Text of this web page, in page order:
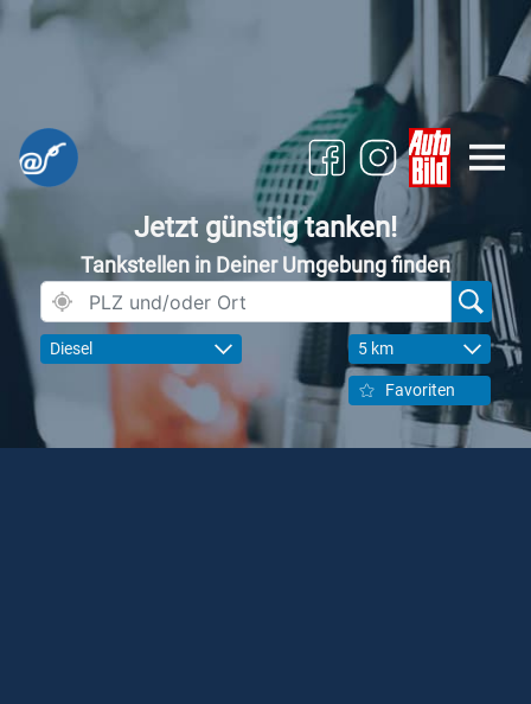
Jetzt günstig tanken!
Tankstellen in Deiner Umgebung finden
Diesel 5 km
Favoriten